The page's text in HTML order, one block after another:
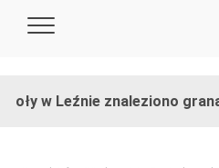
Leźnie znaleziono granat!